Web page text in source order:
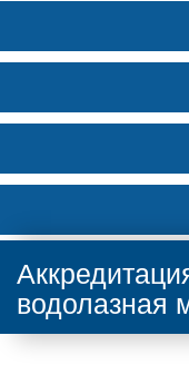
водолазная